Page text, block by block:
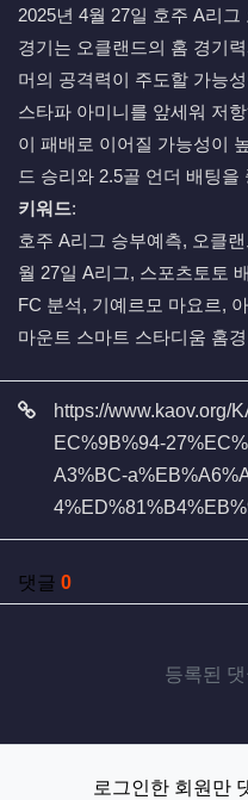
2025년 4월 27일 호주 A리
경기는 오클랜드의 홈 경기
머의 공격력이 주도할 가능
스타파 아미니를 앞세워 저
이 패배로 이어질 가능성이
드 승리와 2.5골 언더 배팅
키워드:
호주 A리그 승부예측, 오클
월 27일 A리그, 스포츠토토
FC 분석, 기예르모 마요르,
마운트 스마트 스타디움 홈
관련자료https://www.kaov.org/
EC%9B%94-
A3%BC-
댓글 0
등록된
로그인한 회원만